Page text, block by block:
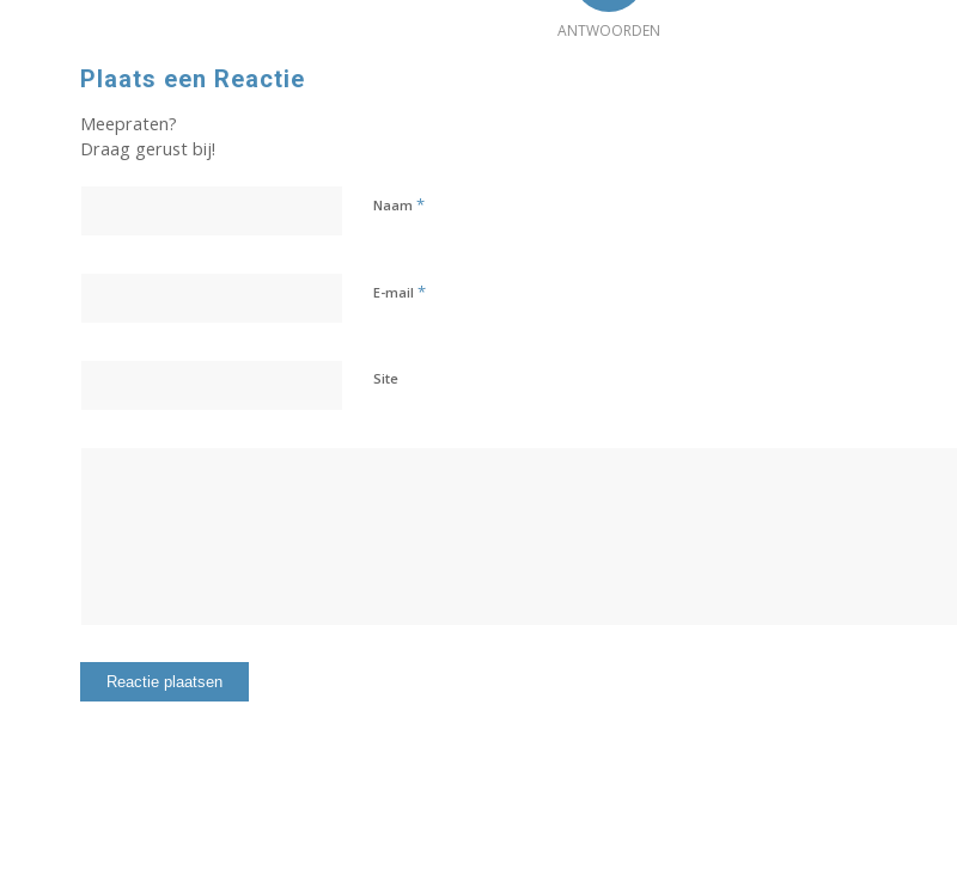
ANTWOORDEN
Plaats een Reactie
Meepraten?
Draag gerust bij!
Naam *
E-mail *
Site